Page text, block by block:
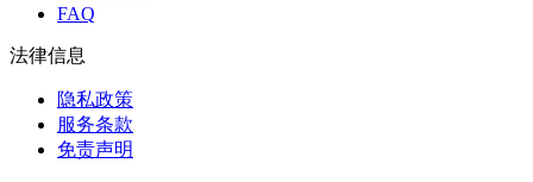
FAQ
法律信息
隐私政策
服务条款
免责声明